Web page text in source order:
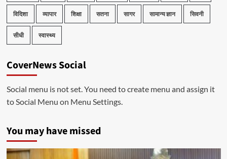
विदिशा व्यापार शिक्षा सतना सागर सामान्य ज्ञान सिवनी
सीधी स्वास्थ्य
CoverNews Social
Social menu is not set. You need to create menu and assign it
to Social Menu on Menu Settings.
You may have missed